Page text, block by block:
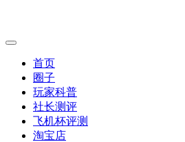
首页
圈子
玩家科普
社长测评
飞机杯评测
淘宝店